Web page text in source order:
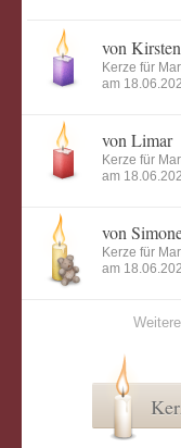
von
Kerze für
am
von Limar
Kerze für
am
von
Kerze für
am